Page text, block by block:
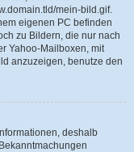
mein-bild.gif.
eigenen PC befinden
zu Bildern, die nur nach
Yahoo-Mailboxen, mit
anzuzeigen, benutze den
deshalb